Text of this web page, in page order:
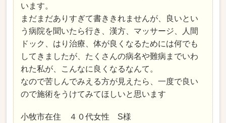
います。
まだまだありすぎて書ききれませんが、良いとい
う病院を聞いたら行き、漢方、マッサージ、人間
ドック、はり治療、体が良くなるためには何でも
してきましたが、たくさんの病名や難病までいわ
れた私が、こんなに良くなるなんて。
なので苦しんでみえる方が見えたら、一度で良い
ので施術をうけてみてほしいと思います
小牧市在住 ４０代女性 S様